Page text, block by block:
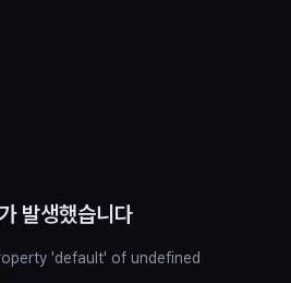
발생했습니다
'default' of undefined